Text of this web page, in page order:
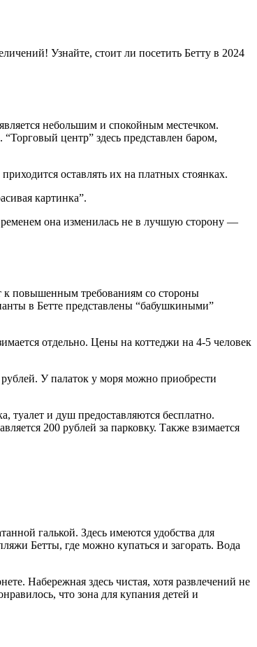
Узнайте, стоит ли посетить Бетту в 2024
небольшим и спокойным местечком.
центр” здесь представлен баром,
оставлять их на платных стоянках.
картинка”.
она изменилась не в лучшую сторону —
к повышенным требованиям со стороны
в Бетте представлены “бабушкиными”
отдельно. Цены на коттеджи на 4-5 человек
У палаток у моря можно приобрести
туалет и душ предоставляются бесплатно.
200 рублей за парковку. Также взимается
галькой. Здесь имеются удобства для
Бетты, где можно купаться и загорать. Вода
Набережная здесь чистая, хотя развлечений не
что зона для купания детей и